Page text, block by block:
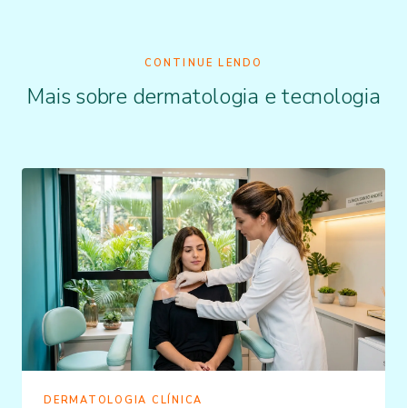
CONTINUE LENDO
Mais sobre dermatologia e tecnologia
DERMATOLOGIA CLÍNICA